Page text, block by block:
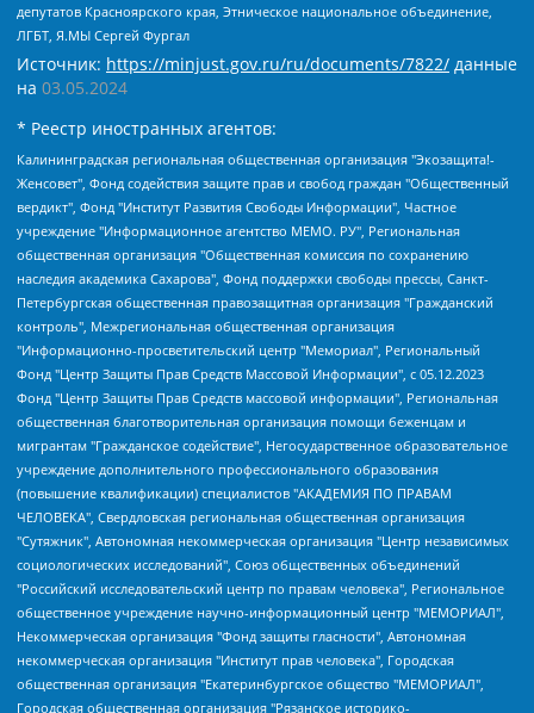
депутатов Красноярского края, Этническое национальное объединение,
ЛГБТ, Я.МЫ Сергей Фургал
Источник: https://minjust.gov.ru/ru/documents/7822/ данные
на 03.05.2024
* Реестр иностранных агентов:
Калининградская региональная общественная организация "Экозащита!-Женсовет", Фонд содействия защите прав и свобод граждан "Общественный вердикт", Фонд "Институт Развития Свободы Информации", Частное учреждение "Информационное агентство МЕМО. РУ", Региональная общественная организация "Общественная комиссия по сохранению наследия академика Сахарова", Фонд поддержки свободы прессы, Санкт-Петербургская общественная правозащитная организация "Гражданский контроль", Межрегиональная общественная организация "Информационно-просветительский центр "Мемориал", Региональный Фонд "Центр Защиты Прав Средств Массовой Информации", с 05.12.2023 Фонд "Центр Защиты Прав Средств массовой информации", Региональная общественная благотворительная организация помощи беженцам и мигрантам "Гражданское содействие", Негосударственное образовательное учреждение дополнительного профессионального образования (повышение квалификации) специалистов "АКАДЕМИЯ ПО ПРАВАМ ЧЕЛОВЕКА", Свердловская региональная общественная организация "Сутяжник", Автономная некоммерческая организация "Центр независимых социологических исследований", Союз общественных объединений "Российский исследовательский центр по правам человека", Региональное общественное учреждение научно-информационный центр "МЕМОРИАЛ", Некоммерческая организация "Фонд защиты гласности", Автономная некоммерческая организация "Институт прав человека", Городская общественная организация "Екатеринбургское общество "МЕМОРИАЛ", Городская общественная организация "Рязанское историко-просветительское и правозащитное общество "Мемориал" (Рязанский Мемориал), Челябинский региональный орган общественной самодеятельности – женское общественное объединение "Женщины Евразии", Челябинский региональный орган общественной самодеятельности "Уральская правозащитная группа", Фонд содействия защите здоровья и социальной справедливости имени Андрея Рылькова, Автономная Некоммерческая Организация "Аналитический Центр Юрия Левады", Автономная некоммерческая организация социальной поддержки населения "Проект Апрель", Региональная общественная организация помощи женщинам и детям, находящимся в кризисной ситуации "Информационно-методический центр "Анна", Фонд содействия развитию массовых коммуникаций и правовому просвещению "Так-так-Так", Фонд содействия устойчивому развитию "Серебряная тайга", Свердловский региональный общественный фонд социальных проектов "Новое время", "Idel.Реалии", Кавказ.Реалии, Крым.Реалии, Телеканал Настоящее Время, Татаро-башкирская служба Радио Свобода (Azatliq Radiosi), Радио Свободная Европа/Радио Свобода (PCE/PC), "Сибирь.Реалии", "Фактограф", Благотворительный фонд помощи осужденным и их семьям, Автономная некоммерческая организация "Институт глобализации и социальных движений", Фонд "В защиту прав заключенных", Частное учреждение "Центр поддержки и содействия развитию средств массовой информации", Пензенский региональный общественный благотворительный фонд "Гражданский союз", "Север.Реалии", Некоммерческая организация Фонд "Правовая инициатива", Общество с ограниченной ответственностью "Радио Свободная Европа/Радио Свобода", Чешское информационное агентство "MEDIUM-ORIENT", Красноярская региональная общественная организация "Мы против СПИДа", Камалягин Денис Николаевич, Маркелов Сергей Евгеньевич, Пономарев Лев Александрович, Савицкая Людмила Алексеевна, Автономная некоммерческая организация "Центр по работе с проблемой насилия "НАСИЛИЮ.НЕТ", Межрегиональный профессиональный союз работников здравоохранения "Альянс врачей", Юридическое лицо, зарегистрированное в Латвийской Республике, SIA "Medusa Project" (регистрационный номер 40103797863, дата регистрации 10.06.2014), Некоммерческая организация "Фонд по борьбе с коррупцией", Автономная некоммерческая организация "Институт права и публичной политики", Баданин Роман Сергеевич, Гликин Максим Александрович, Железнова Мария Михайловна, Лукьянова Юлия Сергеевна, Маетная Елизавета Витальевна, Маняхин Петр Борисович, Чуракова Ольга Владимировна, Ярош Юлия Петровна, Юридическое лицо "The Insider SIA", зарегистрированное в Риге, Латвийская Республика (дата регистрации 26.06.2015), являющееся администратором доменного имени интернет-издания "The Insider SIA", https://theins.ru, Постернак Алексей Евгеньевич, Рубин Михаил Аркадьевич, Анин Роман Александрович, Юридическое лицо Istories fonds, зарегистрированное в Латвийской Республике (регистрационный номер 50008295751, дата регистрации 24.02.2020), Великовский Дмитрий Александрович, Долинина Ирина Николаевна, Мароховская Алеся Алексеевна, Шлейнов Роман Юрьевич, Шмагун Олеся Валентиновна, Общество с ограниченной ответственностью "Альтаир 2021", Общество с ограниченной ответственностью "Вега 2021", Общество с ограниченной ответственностью "Главный редактор 2021", Общество с ограниченной ответственностью "Ромашки монолит", Важенков Артем Валерьевич, Ивановская областная общественная организация "Центр гендерных исследований", Гурман Юрий Альбертович, Медиапроект "ОВД-Инфо", Егоров Владимир Владимирович, Жилинский Владимир Александрович, Общество с ограниченной ответственностью "ЗП", Иванова София Юрьевна, Карезина Инна Павловна, Кильтау Екатерина Викторовна, Петров Алексей Викторович, Пискунов Сергей Евгеньевич, Смирнов Сергей Сергеевич, Тихонов Михаил Сергеевич, Общество с ограниченной ответственностью "ЖУРНАЛИСТ-ИНОСТРАННЫЙ АГЕНТ", Арапова Галина Юрьевна, Вольтская Татьяна Анатольевна, Американская компания "Mason G.E.S. Anonymous Foundation" (США), являющаяся владельцем интернет-издания https://mnews.world/, Компания "Stichting Bellingcat", зарегистрированная в Нидерландах (дата регистрации 11.07.2018), Захаров Андрей Вячеславович, Клепиковская Екатерина Дмитриевна, Общество с ограниченной ответственностью "МЕМО", Перл Роман Александрович, Симонов Евгений Алексеевич, Соловьева Елена Анатольевна, Сотников Даниил Владимирович, Сурначева Елизавета Дмитриевна, Автономная некоммерческая организация по защите прав человека и информированию населения "Якутия – Наше Мнение", Общество с ограниченной ответственностью "Москоу диджитал медиа", с 26.01.2023 Общество с ограниченной ответственностью "Чайка Белые сады", Ветошкина Валерия Валерьевна, Заговора Максим Александрович, Межрегиональное общественное движение "Российская ЛГБТ - сеть", Оленичев Максим Владимирович, Павлов Иван Юрьевич, Скворцова Елена Сергеевна, Общество с ограниченной ответственностью "Как бы инагент", Кочетков Игорь Викторович, Общество с ограниченной ответственностью "Честные выборы", Еланчик Олег Александрович, Общество с ограниченной ответственностью "Нобелевский призыв", Гималова Регина Эмилевна, Григорьев Андрей Валерьевич, Григорьева Алина Александровна, Ассоциация по содействию защите прав призывников, альтернативнослужащих и военнослужащих "Правозащитная группа "Гражданин.Армия.Право", Хисамова Регина Фаритовна, Автономная некоммерческая организация по реализации социально-правовых программ "Лилит", Дальневосточное общественное движение "Маяк", Санкт-Петербургская ЛГБТ-инициативная группа "Выход", Инициативная группа ЛГБТ+ "Реверс", Алексеев Андрей Викторович, Бекбулатова Таисия Львовна, Беляев Иван Михайлович, Владыкина Елена Сергеевна, Гельман Марат Александрович, Никульшина Вероника Юрьевна, Толоконникова Надежда Андреевна, Шендерович Виктор Анатольевич, Общество с ограниченной ответственностью "Данное сообщение", Общество с ограниченной ответственностью Издательский дом "Новая глава", Айнбиндер Александра Александровна, Московский комьюнити-центр для ЛГБТ+инициатив, Благотворительный фонд развития филантропии, Deutsche Welle (Германия, Kurt-Schumacher-Strasse 3, 53113 Bonn), Борзунова Мария Михайловна, Воробьев Виктор Викторович, Голубева Анна Львовна, Константинова Алла Михайловна, Малкова Ирина Владимировна, Мурадов Мурад Абдулгалимович, Осетинская Елизавета Николаевна, Понасенков Евгений Николаевич, Ганапольский Матвей Юрьевич, Киселев Евгений Алексеевич, Борухович Ирина Григорьевна, Дремин Иван Тимофеевич, Дубровский Дмитрий Викторович, Красноярская региональная общественная организация поддержки и развития альтернативных образовательных технологий и межкультурных коммуникаций "ИНТЕРРА", Маяковская Екатерина Алексеевна, Фейгин Марк Захарович, Филимонов Андрей Викторович, Дзугкоева Регина Николаевна, Доброхотов Роман Александрович, Дудь Юрий Александрович, Елкин Сергей Владимирович, Кругликов Кирилл Игоревич, Сабунаева Мария Леонидовна, Семенов Алексей Владимирович, Шаинян Карен Багратович, Шульман Екатерина Михайловна, Асафьев Артур Валерьевич, Вахштайн Виктор Семенович, Венедиктов Алексей Алексеевич, Лушникова Екатерина Евгеньевна, Волков Леонид Михайлович, Невзоров Александр Глебович, Пархоменко Сергей Борисович, Сироткин Ярослав Николаевич, Кара-Мурза Владимир Владимирович, Баранова Наталья Владимировна, Гозман Леонид Яковлевич, Кагарлицкий Борис Юльевич, Климарев Михаил Валерьевич, Милов Владимир Станиславович, Автономная некоммерческая организация Краснодарский центр современного искусства "Типография", Моргенштерн Алишер Тагирович, Соболь Любовь Эдуардовна, Общество с ограниченной ответственностью "ЛИЗА НОРМ", Каспаров Гарри Кимович, Ходорковский Михаил Борисович, Общество с ограниченной ответственностью "Апрельские тезисы", Данилович Ирина Брониславовна, Кашин Олег Владимирович, Петров Николай Владимирович, Пивоваров Алексей Владимирович, Соколов Михаил Владимирович, Цветкова Юлия Владимировна, Чичваркин Евгений Александрович, Комитет против пыток/Команда против пыток, Общество с ограниченной ответственностью "Первый научный", Общество с ограниченной ответственностью "Вертолет и ко", Белоцерковская Вероника Борисовна, Кац Максим Евгеньевич, Лазарева Татьяна Юрьевна, Шаведдинов Руслан Табризович, Яшин Илья Валерьевич, Общество с ограниченной ответственностью "Иноагент ААВ", Алешковский Дмитрий Петрович, Альбац Евгения Марковна, Быков Дмитрий Львович, Галямина Юлия Евгеньевна, Лойко Сергей Леонидович, Мартынов Кирилл Константинович, Медведев Сергей Александрович, Крашенинников Федор Геннадиевич, Гордеева Катерина Вл